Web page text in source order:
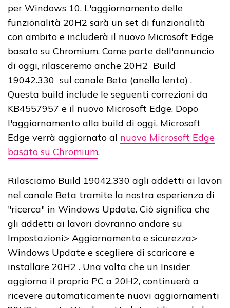
per Windows 10. L'aggiornamento delle
funzionalità 20H2 sarà un set di funzionalità
con ambito e includerà il nuovo Microsoft Edge
basato su Chromium. Come parte dell'annuncio
di oggi, rilasceremo anche 20H2 Build
19042.330 sul canale Beta (anello lento) .
Questa build include le seguenti correzioni da
KB4557957 e il nuovo Microsoft Edge. Dopo
l'aggiornamento alla build di oggi, Microsoft
Edge verrà aggiornato al nuovo Microsoft Edge
basato su Chromium.
Rilasciamo Build 19042.330 agli addetti ai lavori
nel canale Beta tramite la nostra esperienza di
"ricerca" in Windows Update. Ciò significa che
gli addetti ai lavori dovranno andare su
Impostazioni> Aggiornamento e sicurezza>
Windows Update e scegliere di scaricare e
installare 20H2 . Una volta che un Insider
aggiorna il proprio PC a 20H2, continuerà a
ricevere automaticamente nuovi aggiornamenti